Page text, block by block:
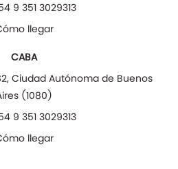
9 351 3029313
llegar
CABA
, Ciudad Autónoma de Buenos
(1080)
9 351 3029313
llegar